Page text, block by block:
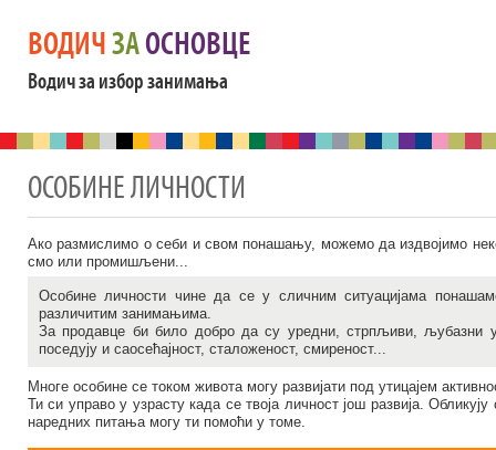
ВОДИЧЗАОСНОВЦЕ
Водич за избор занимања
ОСОБИНЕ ЛИЧНОСТИ
Aко размислимо о себи и свом понашању, можемо да издвојимо
смо или промишљени...
Особине личности чине да се у сличним ситуацијама
различитим занимањима.
За продавце би било добро да су уредни, стрпљиви, љубазни
поседују и саосећајност, сталоженост, смиреност...
Многе особине се током живота могу развијати под утицајем
Ти си управо у узрасту када се твоја личност још развија.
наредних питања могу ти помоћи у томе.